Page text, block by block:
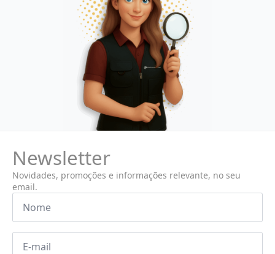
Newsletter
Novidades, promoções e informações relevante, no seu
email.
Nome
Email